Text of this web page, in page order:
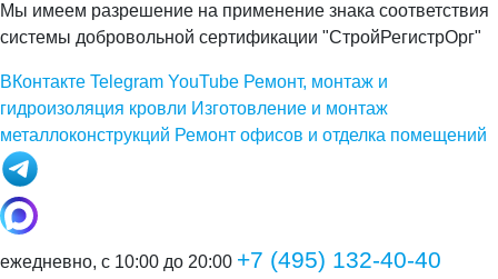
Мы имеем разрешение на применение знака соответствия
системы добровольной сертификации "СтройРегистрОрг"
ВКонтакте Telegram YouTube Ремонт, монтаж и
гидроизоляция кровли Изготовление и монтаж
металлоконструкций Ремонт офисов и отделка помещений
ежедневно, с 10:00 до 20:00 +7 (495) 132-40-40